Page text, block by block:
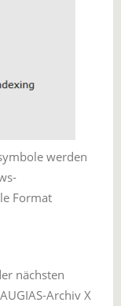
werden
Format
nächsten
Archiv X